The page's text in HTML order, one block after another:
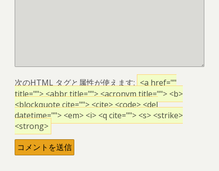
次のHTML タグと属性が使えます: <a href=""
title=""> <abbr title=""> <acronym title=""> <b>
<blockquote cite=""> <cite> <code> <del
datetime=""> <em> <i> <q cite=""> <s> <strike>
<strong>